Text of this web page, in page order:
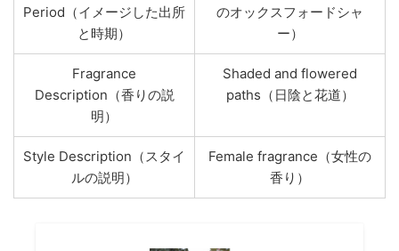
Period（イメージした出所
と時期）
のオックスフォードシャ
ー）
Fragrance
Description（香りの説
明）
Shaded and flowered
paths（日陰と花道）
Style Description（スタイ
ルの説明）
Female fragrance（女性の
香り）